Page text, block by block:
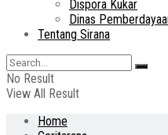
Dispora Kukar
Dinas
Tentang Sirana
No Result
View All Result
Home